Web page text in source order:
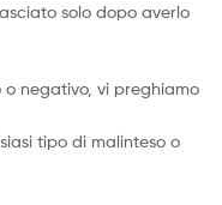
solo dopo averlo
negativo, vi preghiamo
tipo di malinteso o